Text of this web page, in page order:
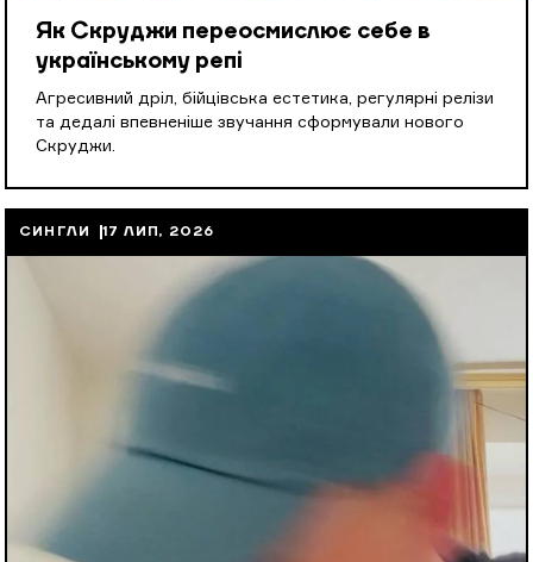
Як Скруджи переосмислює себе в
українському репі
Агресивний дріл, бійцівська естетика, регулярні релізи
та дедалі впевненіше звучання сформували нового
Скруджи.
СИНГЛИ 17 ЛИП, 2026